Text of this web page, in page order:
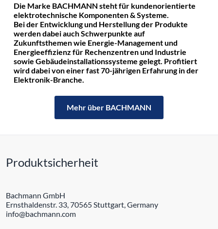
Die Marke BACHMANN steht für kundenorientierte
elektrotechnische Komponenten & Systeme.
Bei der Entwicklung und Herstellung der Produkte
werden dabei auch Schwerpunkte auf
Zukunftsthemen wie Energie-Management und
Energieeffizienz für Rechenzentren und Industrie
sowie Gebäudeinstallationssysteme gelegt. Profitiert
wird dabei von einer fast 70-jährigen Erfahrung in der
Elektronik-Branche.
Mehr über BACHMANN
Produktsicherheit
Bachmann GmbH
Ernsthaldenstr. 33, 70565 Stuttgart, Germany
info@bachmann.com